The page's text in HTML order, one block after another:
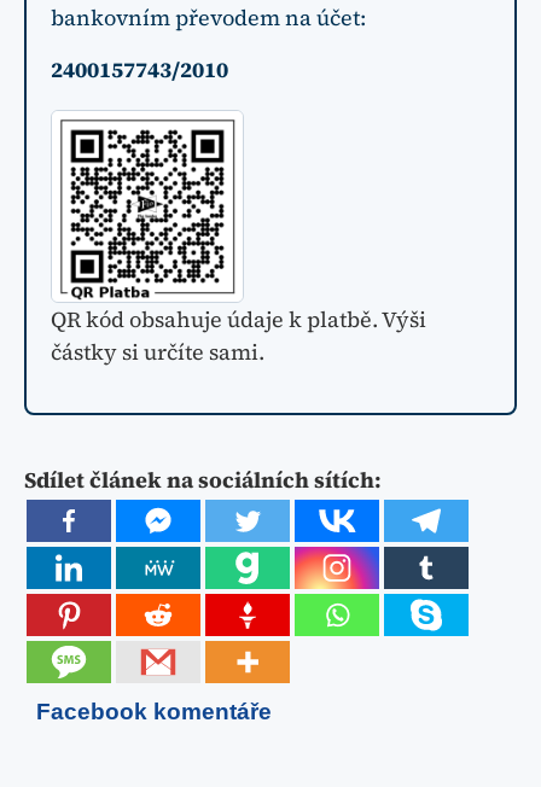
bankovním převodem na účet:
2400157743/2010
QR kód obsahuje údaje k platbě. Výši
částky si určíte sami.
Sdílet článek na sociálních sítích:
Facebook komentáře